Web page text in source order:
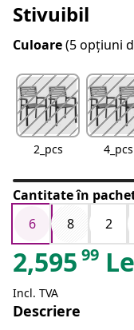
Stivuibil
Culoare(5 opțiuni
2_pcs 4_pcs
Cantitate în
6
8 2
2,595 99
Incl. TVA
Descriere